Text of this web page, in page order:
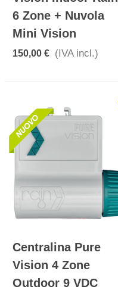
6 Zone + Nuvola
Mini Vision
150,00 € (IVA incl.)
Centralina Pure
Vision 4 Zone
Outdoor 9 VDC